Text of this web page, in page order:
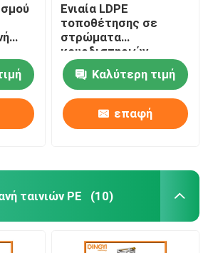
Ενιαία LDPE
τοποθέτησης σε
στρώματα
κουρδιστηριών
συσκευάζοντας
φυσώντας μηχανή
ταινιών
Καλύτερη τιμή
επαφή
ταινιών PE (10)